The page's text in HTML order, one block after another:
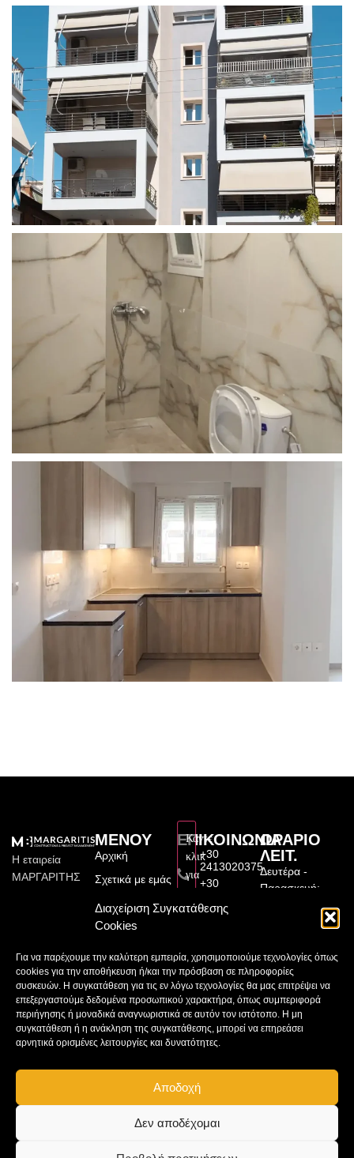
Διαχείριση Συγκατάθεσης
Cookies
Για να παρέχουμε την καλύτερη εμπειρία, χρησιμοποιούμε τεχνολογίες όπως
cookies για την αποθήκευση ή/και την πρόσβαση σε πληροφορίες
συσκευών. Η συγκατάθεση για τις εν λόγω τεχνολογίες θα μας επιτρέψει να
επεξεργαστούμε δεδομένα προσωπικού χαρακτήρα, όπως συμπεριφορά
περιήγησης ή μοναδικά αναγνωριστικά σε αυτόν τον ιστότοπο. Η μη
συγκατάθεση ή η ανάκληση της συγκατάθεσης, μπορεί να επηρεάσει
αρνητικά ορισμένες λειτουργίες και δυνατότητες.
Αποδοχή
Δεν αποδέχομαι
Η εταιρεία
ΜΑΡΓΑΡΙΤΗΣ
Πολιτικό
Μηχανικό
Βασίλειο
Μαργαρίτη,
απόφοιτο της
Πολυτεχνικής
Σχολής του
Θεσσαλίας.
ΜΕΝΟΥ
Αρχική
Σχετικά με εμάς
Υπηρεσίες
Έργα
Συνεργάτες
Επικοινωνία
ΕΠΙΚΟΙΝΩΝΙΑ
+30
2413020375
+30
margaritisete@gmail.com
Κάντε
κλικ
για
αποδεχτείτε
προώθησης
και
να
ενεργοποιήσετε
αυτό
Αλεξάνδρου
31, 41222,
Λάρισα
Μαργαρίτης
Κατασκευαστική
E.Ε.
Vasilis
ΩΡΑΡΙΟ
ΛΕΙΤ.
Δευτέρα -
Παρασκευή:
9:00π.μ.–
3:00μ.μ
Κυριακή:
Κλειστά